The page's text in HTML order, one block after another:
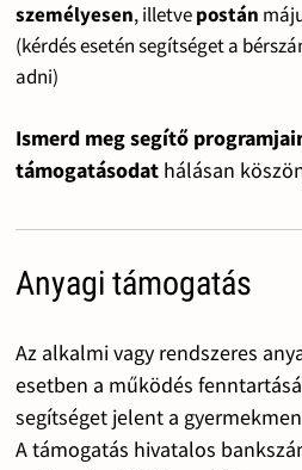
személyesen, illetvepostán
(kérdés esetén segítséget a
adni)
Ismerd meg segítő
támogatásodat hálásan
Anyagi támogatás
Az alkalmi vagy rendszeres
esetben a működés
segítséget jelent a
A támogatás hivatalos